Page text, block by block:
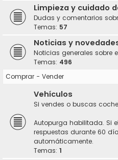
Limpieza y cuidado
Dudas y comentarios
Temas: 57
Noticias y
Noticias generales sobre
Temas: 496
Comprar - Vender
Vehículos
Si vendes o buscas
Autopurga habilitada. Si
respuestas durante 60
automáticamente.
Temas: 1